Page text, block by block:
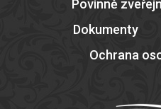
Povinně
Dokumenty
Ochrana